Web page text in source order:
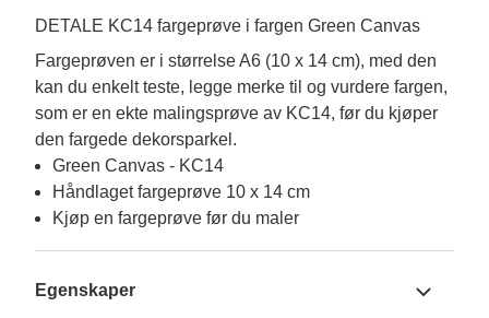
DETALE KC14 fargeprøve i fargen Green Canvas
Fargeprøven er i størrelse A6 (10 x 14 cm), med den
kan du enkelt teste, legge merke til og vurdere fargen,
som er en ekte malingsprøve av KC14, før du kjøper
den fargede dekorsparkel.
Green Canvas - KC14
Håndlaget fargeprøve 10 x 14 cm
Kjøp en fargeprøve før du maler
Egenskaper